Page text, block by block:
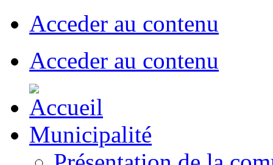
Acceder au contenu
Acceder au contenu
Municipalité